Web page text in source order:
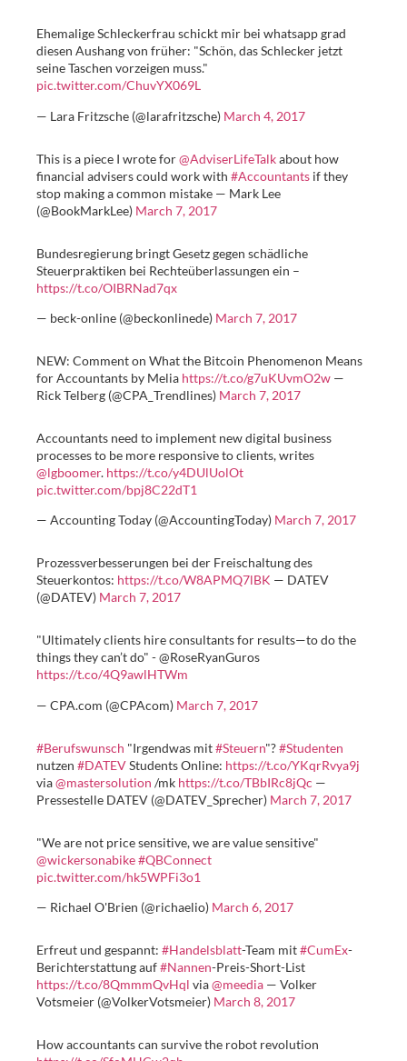
Ehemalige Schleckerfrau schickt mir bei whatsapp grad
diesen Aushang von früher: "Schön, das Schlecker jetzt
seine Taschen vorzeigen muss."
pic.twitter.com/ChuvYX069L
— Lara Fritzsche (@larafritzsche) March 4, 2017
This is a piece I wrote for@AdviserLifeTalkabout how
financial advisers could work with #Accountants if they
stop making a common mistake — Mark Lee
(@BookMarkLee) March 7, 2017
Bundesregierung bringt Gesetz gegen schädliche
Steuerpraktiken bei Rechteüberlassungen ein –
https://t.co/OIBRNad7qx
— beck-online (@beckonlinede) March 7, 2017
NEW: Comment on What the Bitcoin Phenomenon Means
for Accountants by Melia https://t.co/g7uKUvmO2w —
Rick Telberg (@CPA_Trendlines) March 7, 2017
Accountants need to implement new digital business
processes to be more responsive to clients, writes
@lgboomer. https://t.co/y4DUlUolOt
pic.twitter.com/bpj8C22dT1
— Accounting Today (@AccountingToday) March 7, 2017
Prozessverbesserungen bei der Freischaltung des
Steuerkontos: https://t.co/W8APMQ7lBK — DATEV
(@DATEV) March 7, 2017
"Ultimately clients hire consultants for results—to do the
things they can’t do" - @RoseRyanGuros
https://t.co/4Q9awlHTWm
— CPA.com (@CPAcom) March 7, 2017
#Berufswunsch "Irgendwas mit#Steuern"?#Studenten
nutzen #DATEVStudents Online: https://t.co/YKqrRvya9j
via@mastersolution /mk https://t.co/TBbIRc8jQc —
Pressestelle DATEV (@DATEV_Sprecher) March 7, 2017
"We are not price sensitive, we are value sensitive"
@wickersonabike#QBConnect
pic.twitter.com/hk5WPFi3o1
— Richael O'Brien (@richaelio) March 6, 2017
Erfreut und gespannt: #Handelsblatt-Team mit#CumEx-
Berichterstattung auf#Nannen-Preis-Short-List
https://t.co/8QmmmQvHql via@meedia — Volker
Votsmeier (@VolkerVotsmeier) March 8, 2017
How accountants can survive the robot revolution